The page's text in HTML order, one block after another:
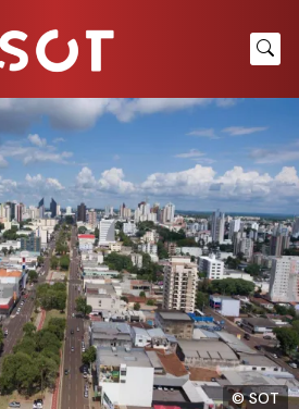
© SOT